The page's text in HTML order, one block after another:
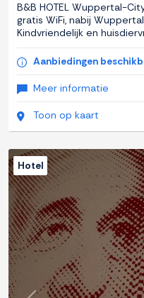
B&B HOTEL Wuppertal-
gratis WiFi, nabij
Kindvriendelijk en
Aanbiedingen
Meer informatie
Toon op kaart
Hotel